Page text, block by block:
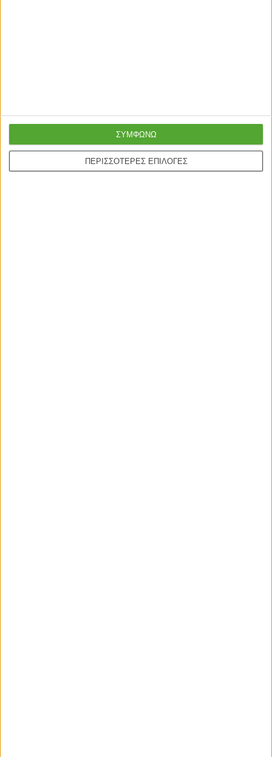
ΠΕΡΙΣΣΟΤΕΡΕΣ ΕΠΙΛΟΓΕΣ
ΣΥΜΦΩΝΩ